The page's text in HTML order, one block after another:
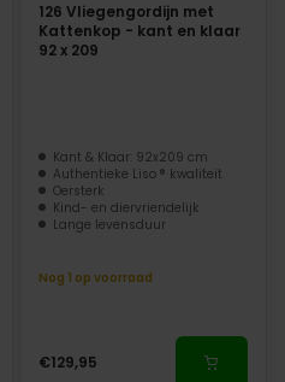
126 Vliegengordijn met
Kattenkop - kant en klaar
92 x 209
Kant & Klaar: 92x209 cm
Authentieke Liso ® kwaliteit
Oersterk
Kind- en diervriendelijk
Lange levensduur
Nog 1 op voorraad
€129,95